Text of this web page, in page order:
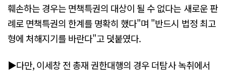
훼손하는 경우는 면책특권의 대상이 될 수 없다는 새로운 판
례로 면책특권의 한계를 명확히 했다"며 "반드시 법정 최고
형에 처해지기를 바란다"고 덧붙였다.
▶다만, 이세창 전 총재 권한대행의 경우 더탐사 녹취에서